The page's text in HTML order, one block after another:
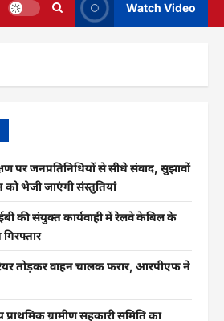
Watch Video
पर जनप्रतिनिधियों से सीधे संवाद, सुझावों
भेजी जाएंगी संस्तुतियां
की संयुक्त कार्यवाही में रेलवे केबिल के
तोड़कर वाहन चालक फरार, आरपीएफ ने
ग्रामीण सहकारी समिति का